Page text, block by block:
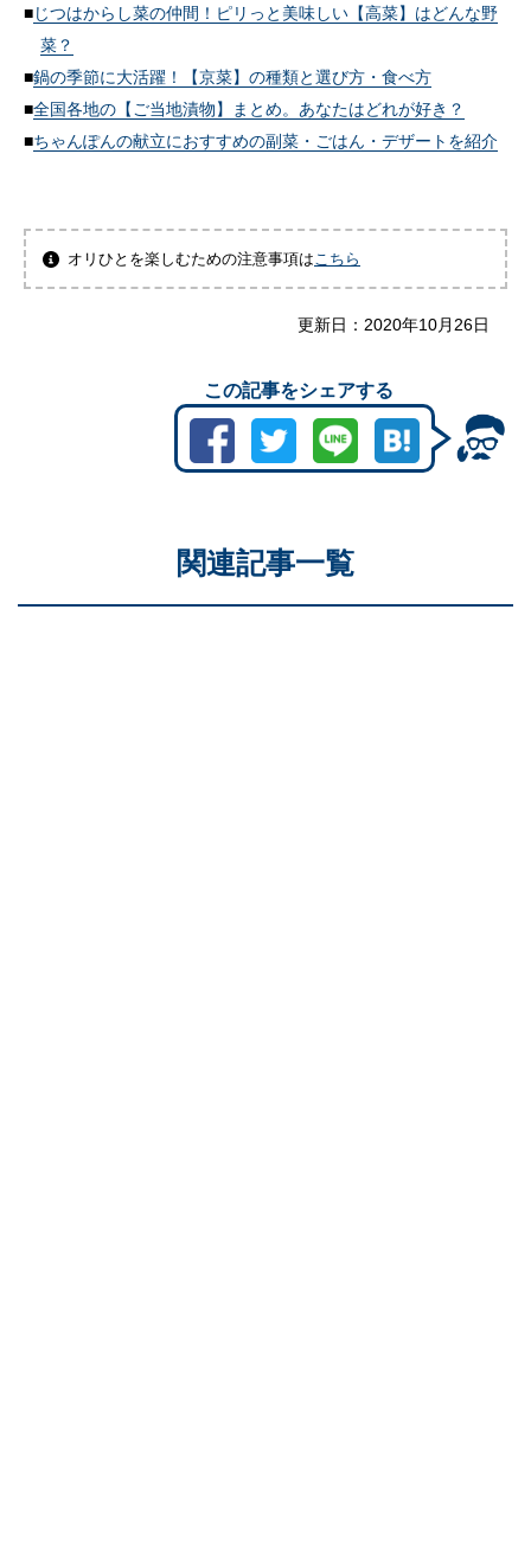
じつはからし菜の仲間！ピリっと美味しい【高菜】はどんな野
菜？
鍋の季節に大活躍！【京菜】の種類と選び方・食べ方
全国各地の【ご当地漬物】まとめ。あなたはどれが好き？
ちゃんぽんの献立におすすめの副菜・ごはん・デザートを紹介
オリひとを楽しむための注意事項は こちら
更新日： 2020年10月26日
この記事をシェアする
関連記事一覧